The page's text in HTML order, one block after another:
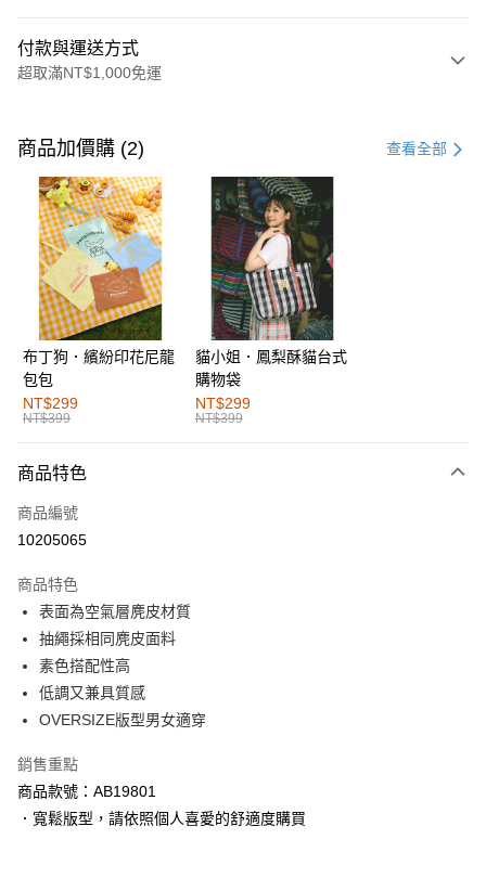
付款與運送方式
超取滿NT$1,000免運
信用卡一次付款
購物金
超商取貨付款
LINE Pay
街口支付
運送方式
全家取貨付款
每筆NT$60，滿NT$1,000(含以上)免運費
付款後全家取貨
萊爾富取貨付款
付款後萊爾富取貨
每筆NT$60，滿NT$1,000(含以上)免運費
7-11取貨付款
每筆NT$60，滿NT$1,000(含以上)免運費
每筆NT$60，滿NT$1,000(含以上)免運費
宅配
商品加價購 (2) 查看全部
布丁狗．繽紛印花尼龍
包包
NT$299
NT$399
貓小姐．鳳梨酥貓台式
購物袋
NT$299
NT$399
商品特色
商品編號
10205065
商品特色
表面為空氣層麂皮材質
抽繩採相同麂皮面料
素色搭配性高
低調又兼具質感
OVERSIZE版型男女適穿
銷售重點
商品款號：AB19801
．寬鬆版型，請依照個人喜愛的舒適度購買